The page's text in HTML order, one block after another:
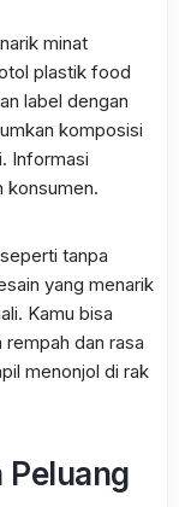
minat
plastik food
label dengan
komposisi
Informasi
konsumen.
tanpa
yang menarik
Kamu bisa
dan rasa
menonjol di rak
Peluang